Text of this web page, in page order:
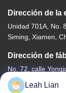
Dirección de la
Unidad 701A, No.
Siming, Xiamen,
Dirección de
No. 72, calle
Quanzhou, Fujian,
Leah Lian